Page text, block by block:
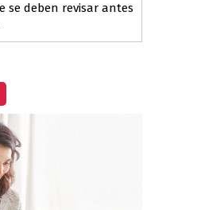
se deben revisar antes